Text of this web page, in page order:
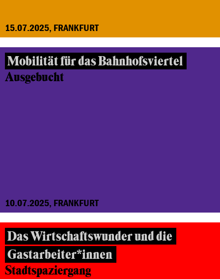
15.07.2025, FRANKFURT
Mobilität für das Bahnhofsviertel
Ausgebucht
10.07.2025, FRANKFURT
Das Wirtschaftswunder und die
Gastarbeiter*innen
Stadtspaziergang